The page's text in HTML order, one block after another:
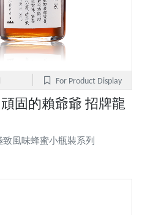
For Product Display
頑固的賴爺爺 招牌龍
致風味蜂蜜小瓶裝系列